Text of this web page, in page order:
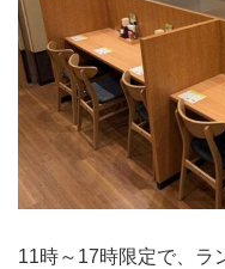
11時～17時限定で、ラ